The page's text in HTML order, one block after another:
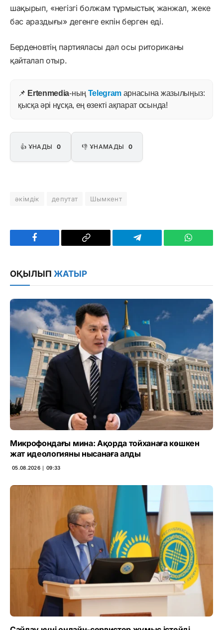
шақырып, «негізгі болжам тұрмыстық жанжал, жеке
бас араздығы» дегенге екпін берген еді.
Берденовтің партияласы дәл осы риториканы
қайталап отыр.
📌 Ertenmedia-ның Telegram арнасына жазылыңыз:
қысқа әрі нұсқа, ең өзекті ақпарат осында!
👍 ҰНАДЫ 0 👎 ҰНАМАДЫ 0
әкімдік депутат Шымкент
Facebook
Copy
Telegram
ОҚЫЛЫП ЖАТЫР
Микрофондағы мина: Ақорда тойханаға көшкен
жат идеологияны нысанаға алды
05.08.2026 ∣ 09:33